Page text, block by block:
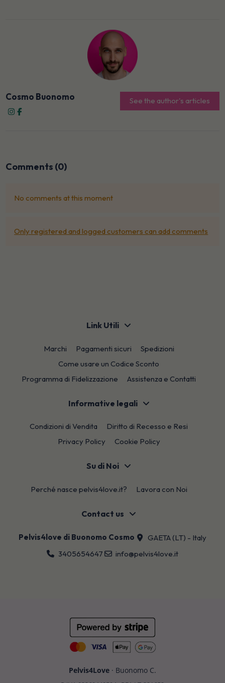
See the author's articles
Cosmo Buonomo
Comments (0)
No comments at this moment
Only registered and logged customers can add comments
Link Utili
Marchi Pagamenti sicuri
Spedizioni
Come usare un Codice Sconto
Programma di Fidelizzazione
Assistenza e Contatti
Informative legali
Condizioni di Vendita
Diritto di Recesso e Resi
Privacy Policy
Cookie Policy
Su di Noi
Perché nasce pelvis4love.it? Lavora con Noi
Contact us
Pelvis4love di Buonomo Cosmo
GAETA (LT) - Italy
3405654647
info@pelvis4love.it
Pelvis4Love · Buonomo C.